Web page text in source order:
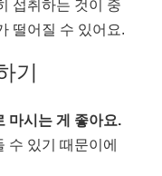
섭취하는 것이 중
떨어질 수 있어요.
기
마시는 게 좋아요.
수 있기 때문이에